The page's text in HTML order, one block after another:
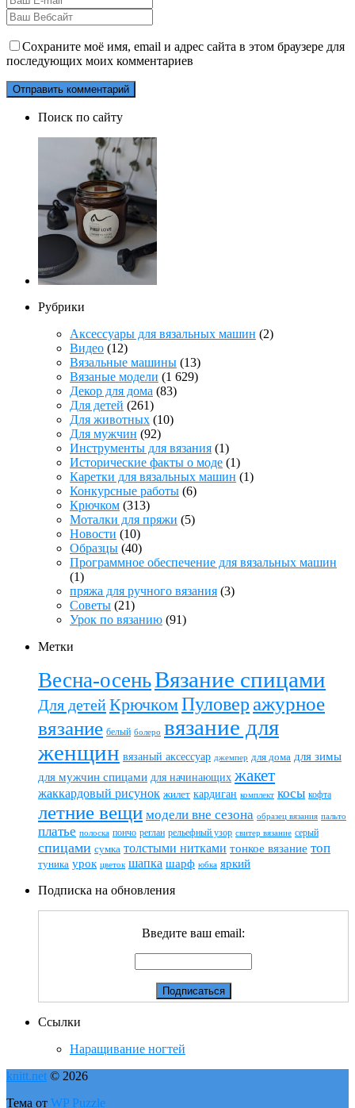
Сохраните моё имя, email и адрес сайта в этом браузере для
последующих моих комментариев
Поиск по сайту
Рубрики
Аксессуары для вязальных машин (2)
Видео (12)
Вязальные машины (13)
Вязаные модели (1 629)
Декор для дома (83)
Для детей (261)
Для животных (10)
Для мужчин (92)
Инструменты для вязания (1)
Исторические факты о моде (1)
Каретки для вязальных машин (1)
Конкурсные работы (6)
Крючком (313)
Моталки для пряжи (5)
Новости (10)
Образцы (40)
Программное обеспечение для вязальных машин
(1)
пряжа для ручного вязания (3)
Советы (21)
Урок по вязанию (91)
Метки
Весна-осеньВязание спицами
Для детейКрючкомПуловер ажурное
вязание белый болеро вязание для
женщин вязаный аксессуар джемпер для дома для зимы
для мужчин спицами для начинающих жакет
жаккардовый рисунок жилет кардиган комплект косы кофта
летние вещи модели вне сезона образец вязания пальто
платье полоска пончо реглан рельефный узор свитер вязание серый
спицами сумка толстыми нитками тонкое вязание топ
туника урок цветок шапка шарф юбка яркий
Подписка на обновления
Введите ваш email:
Ссылки
Наращивание ногтей
knitt.net © 2026
Тема от WP Puzzle